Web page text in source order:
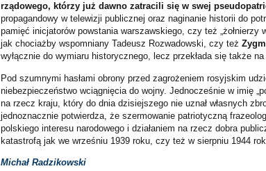
rządowego, którzy już dawno zatracili się w swej
propagandowy w telewizji publicznej oraz naginanie historii do
pamięć inicjatorów powstania warszawskiego, czy też
jak chociażby wspomniany Tadeusz Rozwadowski, czy też
wyłącznie do wymiaru historycznego, lecz przekłada się także
Pod szumnymi hasłami obrony przed zagrożeniem rosyjskim
niebezpieczeństwo wciągnięcia do wojny. Jednocześnie w imię
na rzecz kraju, który do dnia dzisiejszego nie uznał własnych
jednoznacznie potwierdza, że szermowanie patriotyczną
polskiego interesu narodowego i działaniem na rzecz dobra
katastrofą jak we wrześniu 1939 roku, czy też w sierpniu 1944
Michał Radzikowski